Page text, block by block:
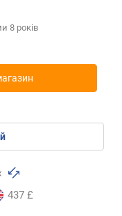
8 років
437 £